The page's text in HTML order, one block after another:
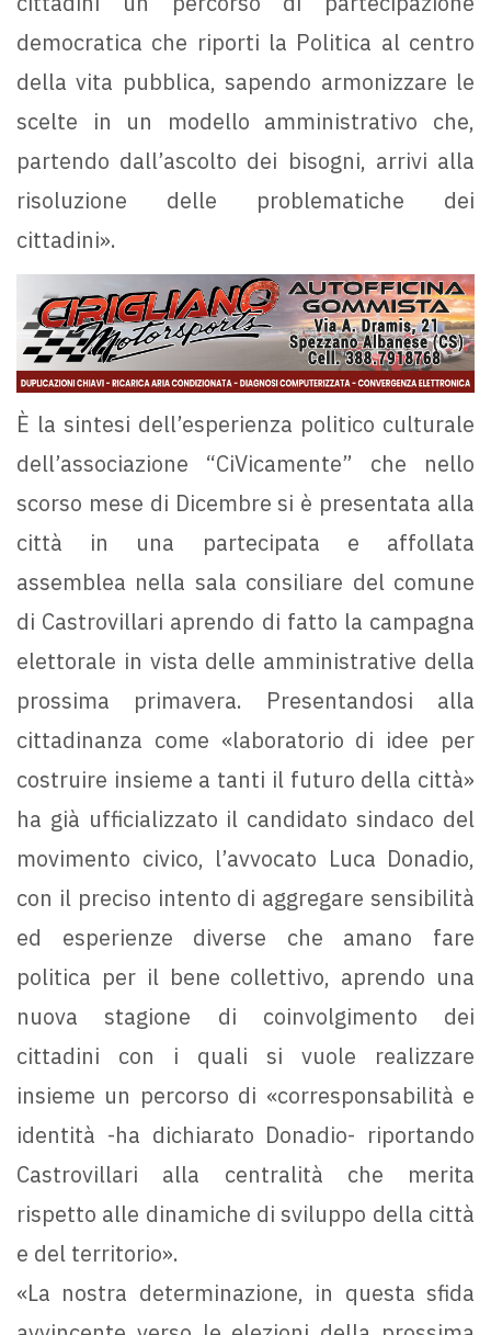
democratica che riporti la Politica al centro
della vita pubblica, sapendo armonizzare le
scelte in un modello amministrativo che,
partendo dall’ascolto dei bisogni, arrivi alla
risoluzione delle problematiche dei
cittadini».
È la sintesi dell’esperienza politico culturale
dell’associazione “CiVicamente” che nello
scorso mese di Dicembre si è presentata alla
città in una partecipata e affollata
assemblea nella sala consiliare del comune
di Castrovillari aprendo di fatto la campagna
elettorale in vista delle amministrative della
prossima primavera. Presentandosi alla
cittadinanza come «laboratorio di idee per
costruire insieme a tanti il futuro della città»
ha già ufficializzato il candidato sindaco del
movimento civico, l’avvocato Luca Donadio,
con il preciso intento di aggregare sensibilità
ed esperienze diverse che amano fare
politica per il bene collettivo, aprendo una
nuova stagione di coinvolgimento dei
cittadini con i quali si vuole realizzare
insieme un percorso di «corresponsabilità e
identità -ha dichiarato Donadio- riportando
Castrovillari alla centralità che merita
rispetto alle dinamiche di sviluppo della città
e del territorio».
«La nostra determinazione, in questa sfida